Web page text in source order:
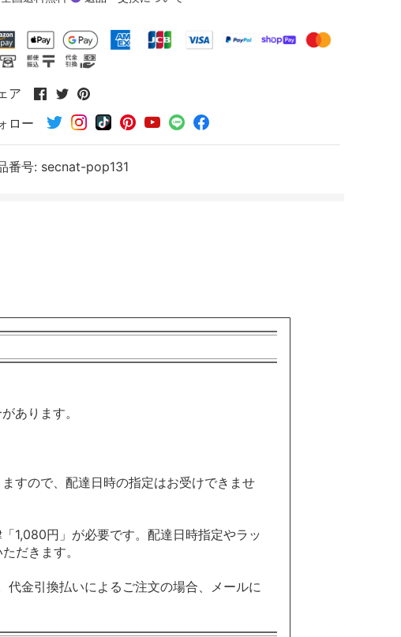
ア
Facebook
シ
ェ
す
Twitter
シ
ェ
ア
す
Pinterest
シ
ェ
す
ロー
番号: secnat-pop131
あります。
すので、配達日時の指定はお受けできませ
1,080円」が必要です。配達日時指定やラッ
だきます。
金引換払いによるご注文の場合、メールに